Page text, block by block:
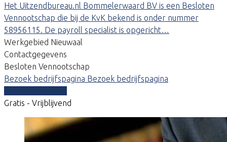
Het Uitzendbureau.nl Bommelerwaard BV is een Besloten
Vennootschap die bij de KvK bekend is onder nummer
58956115. De payroll specialist is opgericht…
Werkgebied Nieuwaal
Contactgegevens
Besloten Vennootschap
Bezoek bedrijfspagina Bezoek bedrijfspagina
Gratis - Vrijblijvend